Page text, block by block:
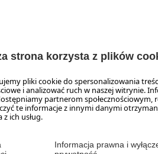
CZYLI KRAINA
przekracza ten, kto odważy się
się tu górski świat
Wgłąb tej krainy jedziemy
jest40 stacji przygód, służących
są wodne igraszki, wieże
turystyki górskiej